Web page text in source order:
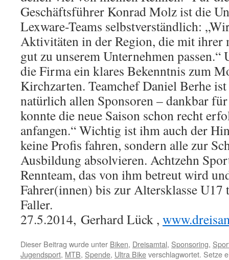
Geschäftsführer Konrad Molz ist die
Lexware-Teams selbstverständlich:
Aktivitäten in der Region, die mit ihrer
gut zu unserem Unternehmen
die Firma ein klares Bekenntnis zum
Kirchzarten. Teamchef Daniel Berhe
natürlich allen Sponsoren – dankbar
konnte die neue Saison schon recht
anfangen.“ Wichtig ist ihm auch der
keine Profis fahren, sondern alle zur
Ausbildung absolvieren. Achtzehn
Rennteam, das von ihm betreut wird
Fahrer(innen) bis zur Altersklasse
Faller.
27.5.2014, Gerhard Lück ,
Dieser Beitrag wurde unter Biken, Dreisamtal, Sponsoring,
Jugendsport, MTB, Spende, Ultra Bikeverschlagwortet. Setze